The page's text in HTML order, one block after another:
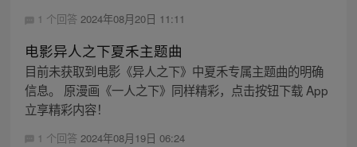
1 个回答 2024年08月20日 11:11
电影异人之下夏禾主题曲
目前未获取到电影《异人之下》中夏禾专属主题曲的明确
信息。 原漫画《一人之下》同样精彩，点击按钮下载 App
立享精彩内容！
1 个回答 2024年08月19日 06:24